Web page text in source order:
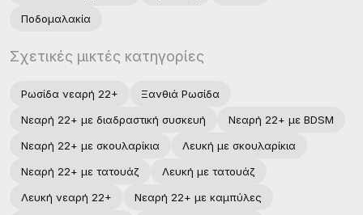
Ποδομαλακία
Σχετικές μικτές κατηγορίες
Ρωσίδα νεαρή 22+
Ξανθιά Ρωσίδα
Νεαρή 22+ με διαδραστική συσκευή
Νεαρή 22+ με BDSM
Νεαρή 22+ με σκουλαρίκια
Λευκή με σκουλαρίκια
Νεαρή 22+ με τατουάζ
Λευκή με τατουάζ
Λευκή νεαρή 22+
Νεαρή 22+ με καμπύλες